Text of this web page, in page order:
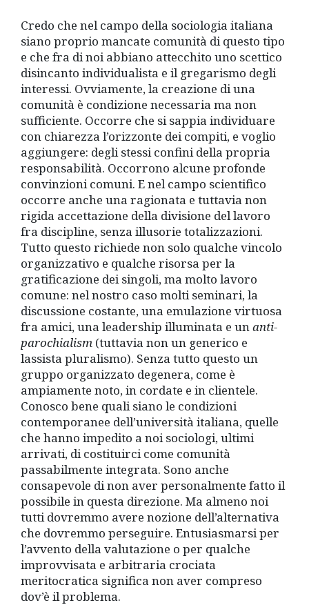
Credo che nel campo della sociologia italiana
siano proprio mancate comunità di questo tipo
e che fra di noi abbiano attecchito uno scettico
disincanto individualista e il gregarismo degli
interessi. Ovviamente, la creazione di una
comunità è condizione necessaria ma non
sufficiente. Occorre che si sappia individuare
con chiarezza l’orizzonte dei compiti, e voglio
aggiungere: degli stessi confini della propria
responsabilità. Occorrono alcune profonde
convinzioni comuni. E nel campo scientifico
occorre anche una ragionata e tuttavia non
rigida accettazione della divisione del lavoro
fra discipline, senza illusorie totalizzazioni.
Tutto questo richiede non solo qualche vincolo
organizzativo e qualche risorsa per la
gratificazione dei singoli, ma molto lavoro
comune: nel nostro caso molti seminari, la
discussione costante, una emulazione virtuosa
fra amici, una leadership illuminata e unanti-
parochialism (tuttavia non un generico e
lassista pluralismo). Senza tutto questo un
gruppo organizzato degenera, come è
ampiamente noto, in cordate e in clientele.
Conosco bene quali siano le condizioni
contemporanee dell’università italiana, quelle
che hanno impedito a noi sociologi, ultimi
arrivati, di costituirci come comunità
passabilmente integrata. Sono anche
consapevole di non aver personalmente fatto il
possibile in questa direzione. Ma almeno noi
tutti dovremmo avere nozione dell’alternativa
che dovremmo perseguire. Entusiasmarsi per
l’avvento della valutazione o per qualche
improvvisata e arbitraria crociata
meritocratica significa non aver compreso
dov’è il problema.